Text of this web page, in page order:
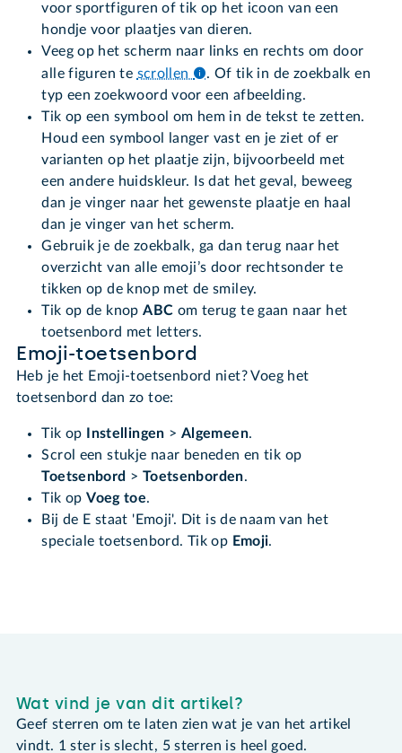
voor sportfiguren of tik op het icoon van een
hondje voor plaatjes van dieren.
Veeg op het scherm naar links en rechts om door
alle figuren te scrollen . Of tik in de zoekbalk en
typ een zoekwoord voor een afbeelding.
Tik op een symbool om hem in de tekst te zetten.
Houd een symbool langer vast en je ziet of er
varianten op het plaatje zijn, bijvoorbeeld met
een andere huidskleur. Is dat het geval, beweeg
dan je vinger naar het gewenste plaatje en haal
dan je vinger van het scherm.
Gebruik je de zoekbalk, ga dan terug naar het
overzicht van alle emoji’s door rechtsonder te
tikken op de knop met de smiley.
Tik op de knopABC om terug te gaan naar het
toetsenbord met letters.
Emoji-toetsenbord
Heb je het Emoji-toetsenbord niet? Voeg het
toetsenbord dan zo toe:
Tik op Instellingen > Algemeen.
Scrol een stukje naar beneden en tik op
Toetsenbord > Toetsenborden.
Tik opVoeg toe.
Bij de E staat 'Emoji'. Dit is de naam van het
speciale toetsenbord. Tik op Emoji.
Wat vind je van dit artikel?
Geef sterren om te laten zien wat je van het artikel
vindt. 1 ster is slecht, 5 sterren is heel goed.